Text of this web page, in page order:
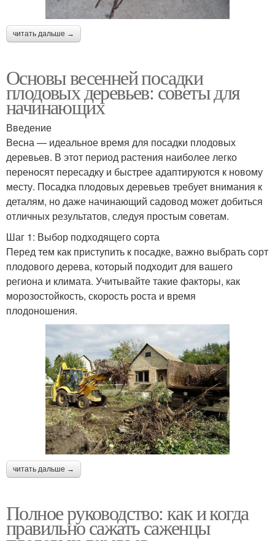
читать дальше →
Основы весенней посадки
плодовых деревьев: советы для
начинающих
Введение
Весна — идеальное время для посадки плодовых
деревьев. В этот период растения наиболее легко
переносят пересадку и быстрее адаптируются к новому
месту. Посадка плодовых деревьев требует внимания к
деталям, но даже начинающий садовод может добиться
отличных результатов, следуя простым советам.
Шаг 1: Выбор подходящего сорта
Перед тем как приступить к посадке, важно выбрать сорт
плодового дерева, который подходит для вашего
региона и климата. Учитывайте такие факторы, как
морозостойкость, скорость роста и время
плодоношения.
читать дальше →
Полное руководство: как и когда
правильно сажать саженцы